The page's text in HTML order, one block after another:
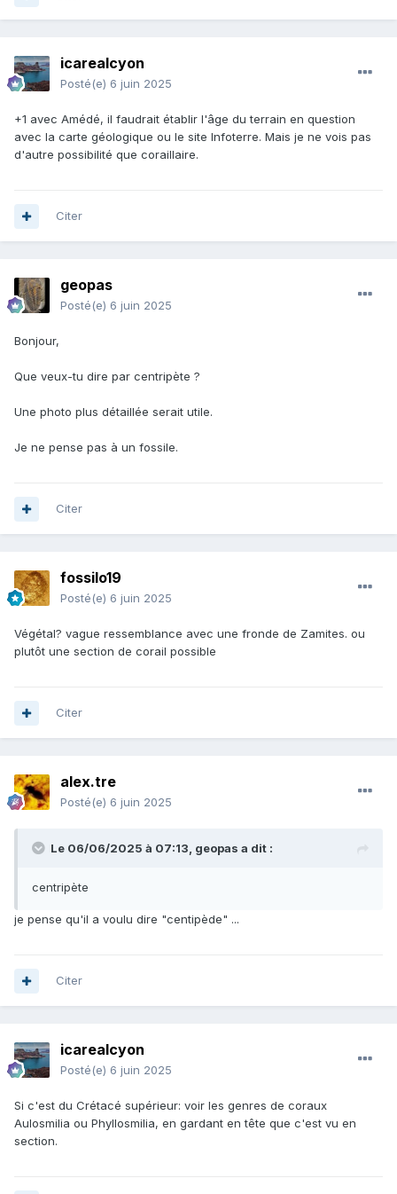
icarealcyon
Posté(e) 6 juin 2025
+1 avec Amédé, il faudrait établir l'âge du terrain en question
avec la carte géologique ou le site Infoterre. Mais je ne vois pas
d'autre possibilité que coraillaire.
Citer
geopas
Posté(e) 6 juin 2025
Bonjour,
Que veux-tu dire par centripète ?
Une photo plus détaillée serait utile.
Je ne pense pas à un fossile.
Citer
fossilo19
Posté(e) 6 juin 2025
Végétal? vague ressemblance avec une fronde de Zamites. ou
plutôt une section de corail possible
Citer
alex.tre
Posté(e) 6 juin 2025
Le 06/06/2025 à 07:13, geopas a dit :
centripète
je pense qu'il a voulu dire "centipède" ...
Citer
icarealcyon
Posté(e) 6 juin 2025
Si c'est du Crétacé supérieur: voir les genres de coraux
Aulosmilia ou Phyllosmilia, en gardant en tête que c'est vu en
section.